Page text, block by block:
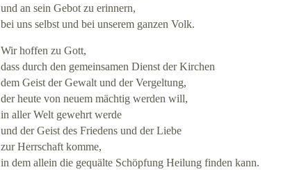
und an sein Gebot zu erinnern,
bei uns selbst und bei unserem ganzen Volk.
Wir hoffen zu Gott,
dass durch den gemeinsamen Dienst der Kirchen
dem Geist der Gewalt und der Vergeltung,
der heute von neuem mächtig werden will,
in aller Welt gewehrt werde
und der Geist des Friedens und der Liebe
zur Herrschaft komme,
in dem allein die gequälte Schöpfung Heilung finden kann.